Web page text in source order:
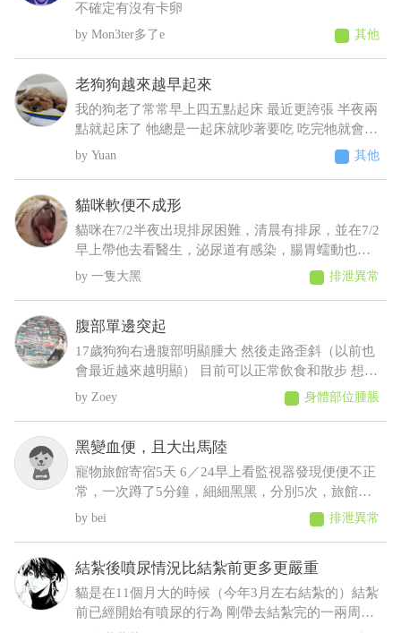
不確定有沒有卡卵
Mon3ter多了e 其他
老狗狗越來越早起來
我的狗老了常常早上四五點起床 最近更誇張 半夜兩
點就起床了 牠總是一起床就吵著要吃 吃完牠就會乖
乖睡回去 不吃牠就一直抓門一直來回踱步 我明明晚
上十點才給牠吃過 增加了散步次數 結果好像更糟
都是罐頭加水或羊奶稀釋給牠才會喝 這樣子可能是
什麼疾病呀 建議要做什麼檢查呢
Yuan 其他
貓咪軟便不成形
貓咪在7/2半夜出現排尿困難，清晨有排尿，並在7/2
早上帶他去看醫生，泌尿道有感染，腸胃蠕動也變
慢，目前在吃消炎藥和胃藥，昨日貓咪排便時軟便
但有成型，而今日排便軟便並未成型，貓咪在前陣
成型的
一隻大黑 排泄異常
腹部單邊突起
17歲狗狗右邊腹部明顯腫大 然後走路歪斜（以前也
會最近越來越明顯） 目前可以正常飲食和散步 想請
問可能會是什麼狀況，謝謝
Zoey 身體部位腫脹
黑變血便，且大出馬陸
寵物旅館寄宿5天 6／24早上看監視器發現便便不正
常，一次蹲了5分鐘，細細黑黑，分別5次，旅館通
報早上吐 中午接回，回來不進食，只喝水，且晚間
拉了2次黑便〔帶紅果凍型態的晶體〕 6／25 清晨
來！ 6／25下午帶去旅館指定的獸醫院看診 肛門觸
診完，醫生判斷潰瘍性結直腸炎，隨即打了制酸
劑，給了胃粘膜保護劑跟止瀉 7/2告知旅館回診血檢
期中這三項不正常BUN66/RBC9.13/ALT87，旅館改
bei 排泄異常
結紮後噴尿情況比結紮前更多更嚴重
貓是在11個月大的時候（今年3月左右結紮的）結紮
前已經開始有噴尿的行為 剛帶去結紮完的一兩周基